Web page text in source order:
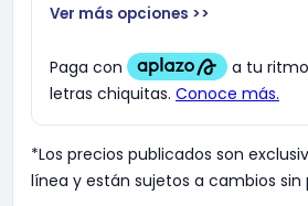
Ver más opciones >>
*Los precios publicados son
línea y están sujetos a cambios sin